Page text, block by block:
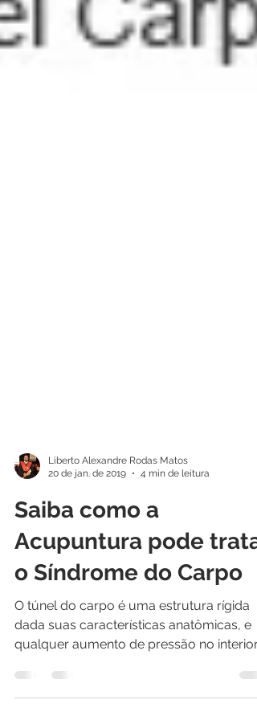
20 de jan. de 2019
4 min de leitura
Saiba como a
Acupuntura pode tratar
o Síndrome do Carpo
O túnel do carpo é uma estrutura rígida
qualquer aumento de pressão no interior
comprime o nervo...